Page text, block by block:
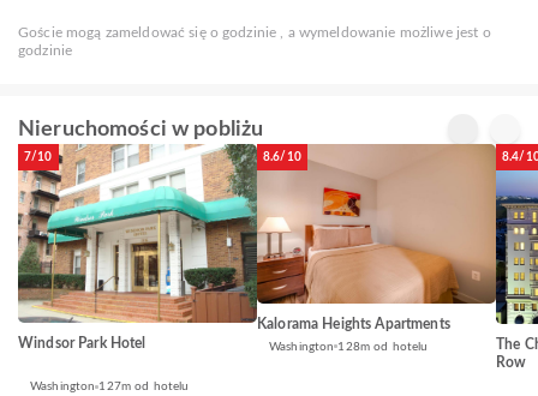
Goście mogą zameldować się o godzinie , a wymeldowanie możliwe jest o
godzinie
Nieruchomości w pobliżu
7/10
Windsor Park Hotel
Washington 127m od hotelu
8.6/10
Kalorama Heights Apartments
Washington 128m od hotelu
8.4/
The
Row